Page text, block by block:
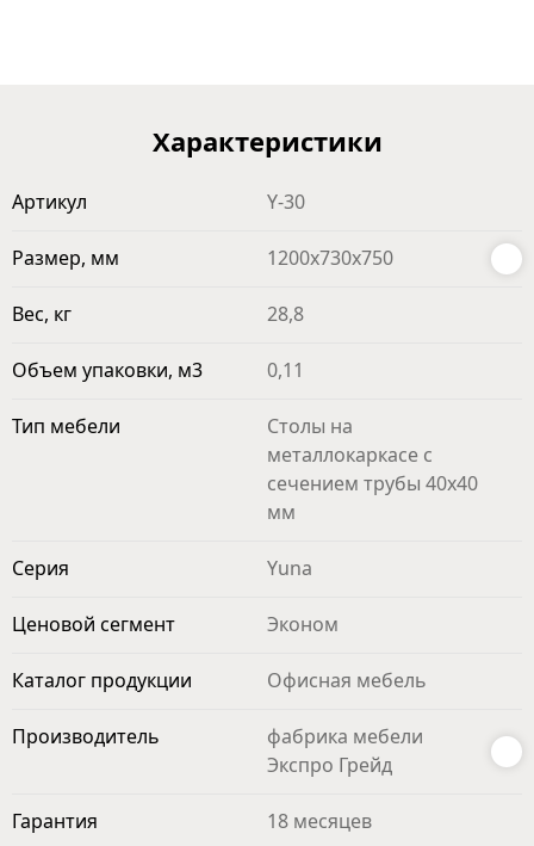
Характеристики
Артикул Y-30
Размер, мм 1200х730х750
Вес, кг 28,8
Объем упаковки, м3 0,11
Тип мебели
Столы на
металлокаркасе с
сечением трубы 40х40
мм
Серия Yuna
Ценовой сегмент Эконом
Каталог продукции Офисная мебель
Производитель
фабрика мебели
Экспро Грейд
Гарантия 18 месяцев